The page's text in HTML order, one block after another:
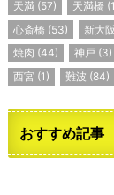
天満 (57) 天満橋
心斎橋 (53) 新大阪
焼肉 (44) 神戸 (3)
西宮(1) 難波 (84)
おすすめ記事